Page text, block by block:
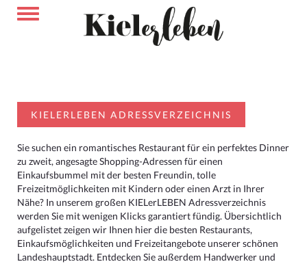
KIELERLEBEN ADRESSVERZEICHNIS
Sie suchen ein romantisches Restaurant für ein perfektes Dinner
zu zweit, angesagte Shopping-Adressen für einen
Einkaufsbummel mit der besten Freundin, tolle
Freizeitmöglichkeiten mit Kindern oder einen Arzt in Ihrer
Nähe? In unserem großen KIELerLEBEN Adressverzeichnis
werden Sie mit wenigen Klicks garantiert fündig. Übersichtlich
aufgelistet zeigen wir Ihnen hier die besten Restaurants,
Einkaufsmöglichkeiten und Freizeitangebote unserer schönen
Landeshauptstadt. Entdecken Sie außerdem Handwerker und